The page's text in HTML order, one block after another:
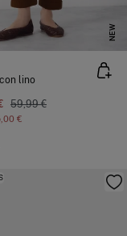
NEW
lino
59,99 €
€